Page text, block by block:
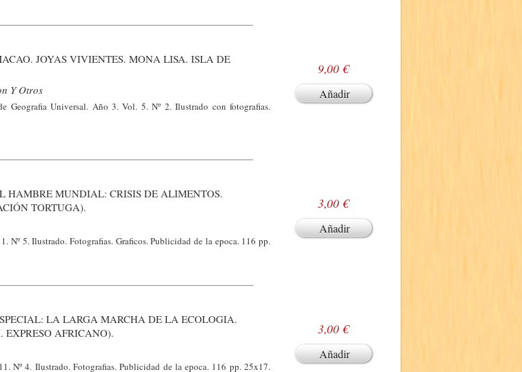
JOYAS VIVIENTES. MONA LISA. ISLA DE
Y Otros
Geografia Universal. Año 3. Vol. 5. Nº 2. Ilustrado con fotografias.
9,00 €
Añadir
HAMBRE MUNDIAL: CRISIS DE ALIMENTOS.
TORTUGA).
Nº 5. Ilustrado. Fotografias. Graficos. Publicidad de la epoca. 116 pp.
3,00 €
Añadir
LA LARGA MARCHA DE LA ECOLOGIA.
AFRICANO).
Nº 4. Ilustrado. Fotografias. Publicidad de la epoca. 116 pp. 25x17.
3,00 €
Añadir